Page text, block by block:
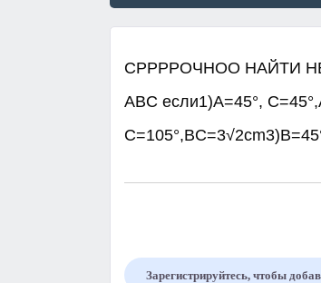
СРРРРОЧНОО НАЙТИ
ABC если1)A=45°,
Зарегистрируйтесь, чтобы